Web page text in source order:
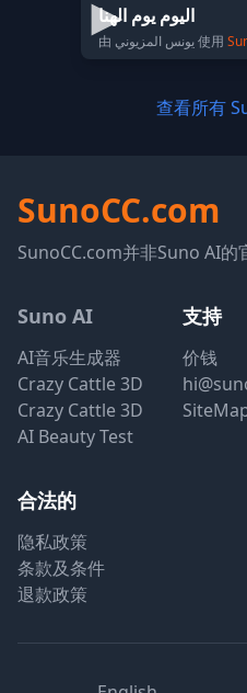
اليوم يوم الهنا
由 يونس المزيوني 使用
查看所有
SunoCC.com
SunoCC.com并非Suno AI的
Suno AI
AI音乐生成器
Crazy Cattle 3D
Crazy Cattle 3D
AI Beauty Test
支持
价钱
合法的
隐私政策
条款及条件
退款政策